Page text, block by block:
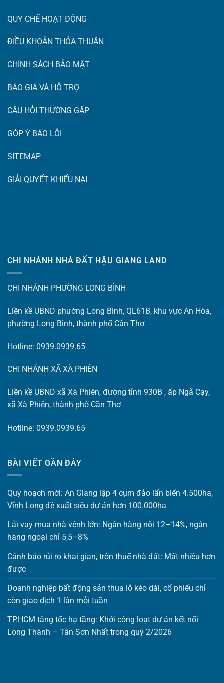
QUY CHẾ HOẠT ĐỘNG
ĐIỀU KHOẢN THỎA THUẬN
CHÍNH SÁCH BẢO MẬT
BÁO GIÁ VÀ HỖ TRỢ
CÂU HỎI THƯỜNG GẶP
GÓP Ý BÁO LỖI
SITEMAP
GIẢI QUYẾT KHIẾU NẠI
CHI NHÁNH NHÀ ĐẤT HẬU GIANG LAND
CHI NHÁNH PHƯỜNG LONG BÌNH
Liền kề UBND phường Long Bình, QL61B, khu vực An Hòa,
phường Long Bình, thành phố Cần Thơ
Hotline: 0939.0939.65
CHI NHÁNH XÃ XÀ PHIÊN
Liền kề UBND xã Xà Phiên, đường tỉnh 930B , ấp Ngã Cạy,
xã Xà Phiên, thành phố Cần Thơ
Hotline: 0939.0939.65
BÀI VIẾT GẦN ĐÂY
Quy hoạch mới: An Giang lập 4 cụm đảo lấn biển 4.500ha,
Vĩnh Long đề xuất siêu dự án hơn 100.000ha
Lãi vay mua nhà vênh lớn: Ngân hàng nội 12–14%, ngân
hàng ngoại chỉ 5,5–8%
Cảnh báo rủi ro khai gian, trốn thuế nhà đất: Mất nhiều hơn
được
Doanh nghiệp bất động sản thua lỗ kéo dài, cổ phiếu chỉ
còn giao dịch 1 lần mỗi tuần
TP.HCM tăng tốc hạ tầng: Khởi công loạt dự án kết nối
Long Thành – Tân Sơn Nhất trong quý 2/2026